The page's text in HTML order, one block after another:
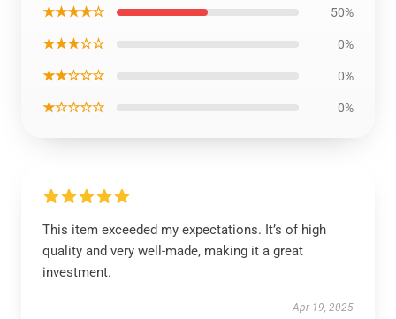
★★★★☆ 50%
★★★☆☆ 0%
★★☆☆☆ 0%
★☆☆☆☆ 0%
This item exceeded my expectations. It’s of high
quality and very well-made, making it a great
investment.
Apr 19, 2025